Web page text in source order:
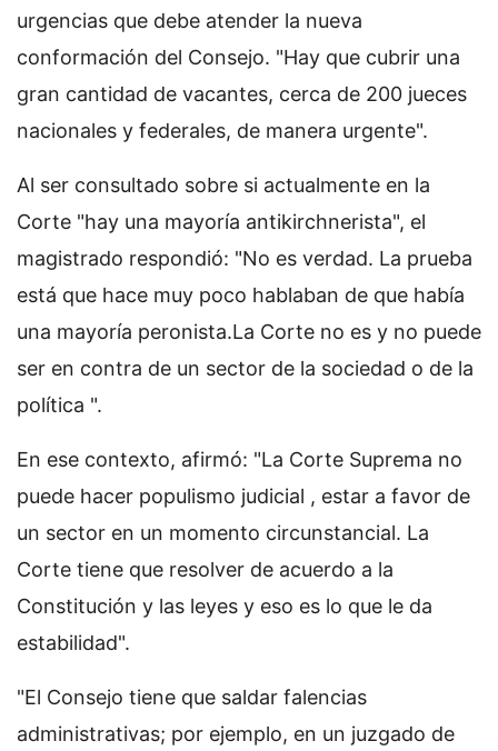
urgencias que debe atender la nueva
conformación del Consejo. "Hay que cubrir una
gran cantidad de vacantes, cerca de 200 jueces
nacionales y federales, de manera urgente".
Al ser consultado sobre si actualmente en la
Corte "hay una mayoría antikirchnerista", el
magistrado respondió: "No es verdad. La prueba
está que hace muy poco hablaban de que había
una mayoría peronista.La Corte no es y no puede
ser en contra de un sector de la sociedad o de la
política ".
En ese contexto, afirmó: "La Corte Suprema no
puede hacer populismo judicial , estar a favor de
un sector en un momento circunstancial. La
Corte tiene que resolver de acuerdo a la
Constitución y las leyes y eso es lo que le da
estabilidad".
"El Consejo tiene que saldar falencias
administrativas; por ejemplo, en un juzgado de